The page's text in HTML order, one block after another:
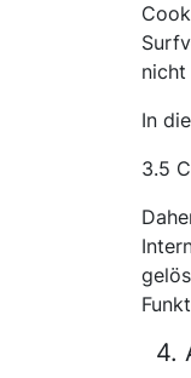
nicht
In
3.5
4.